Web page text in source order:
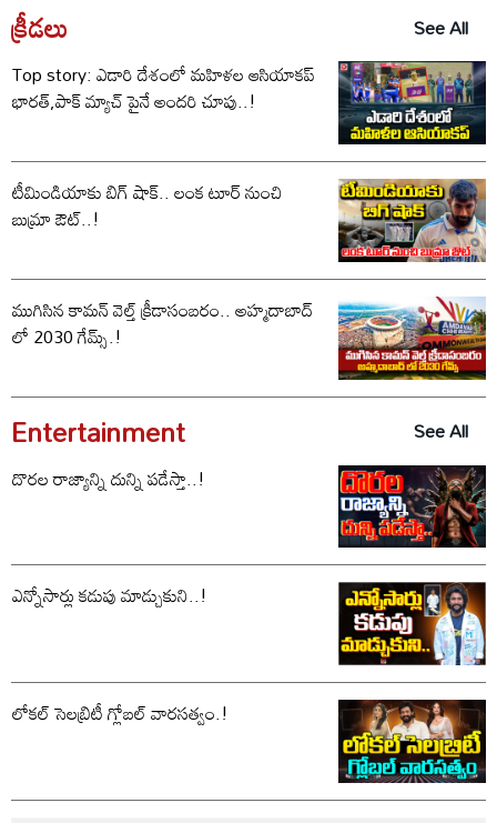
క్రీడలు
See All
Top story: ఎడారి దేశంలో మహిళల ఆసియాకప్
భారత్,పాక్ మ్యాచ్ పైనే అందరి చూపు..!
టీమిండియాకు బిగ్ షాక్.. లంక టూర్ నుంచి
బుమ్రా ఔట్..!
ముగిసిన కామన్ వెల్త్ క్రీడాసంబరం.. అహ్మదాబాద్
లో 2030 గేమ్స్.!
Entertainment
See All
దొరల రాజ్యాన్ని దున్ని పడేస్తా..!
ఎన్నోసార్లు కడుపు మాడ్చుకుని..!
లోకల్ సెలబ్రిటీ గ్లోబల్ వారసత్వం.!